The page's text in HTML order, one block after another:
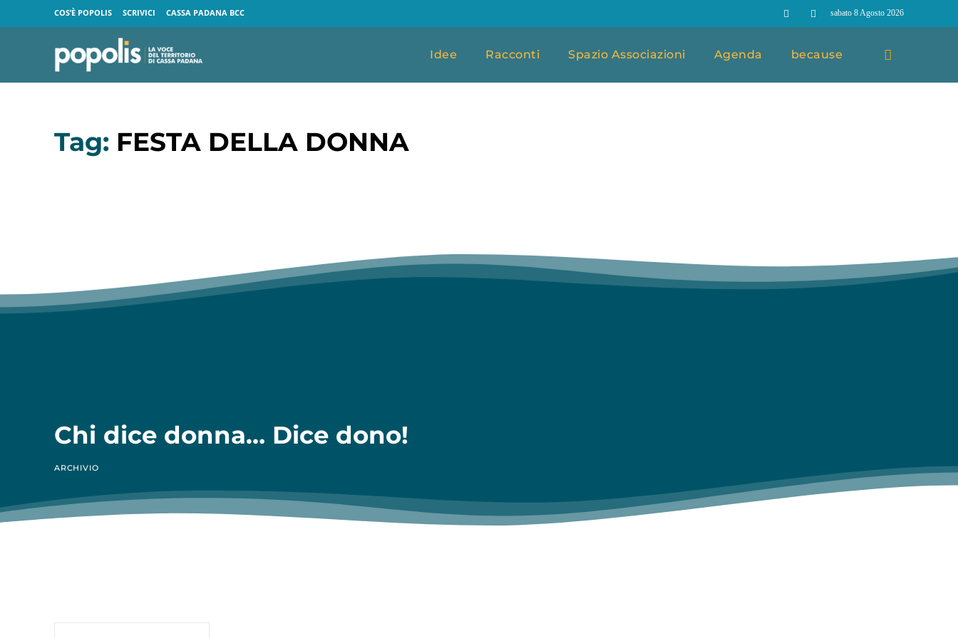
COS’È POPOLIS SCRIVICI CASSA PADANA BCC sabato 8 Agosto 2026
Idee Racconti Spazio Associazioni Agenda because
Tag: FESTA DELLA DONNA
Chi dice donna… Dice dono!
ARCHIVIO